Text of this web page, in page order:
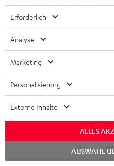
„…
Erforderlich
Analyse
Marketing
Personalisierung
Externe Inhalte
ALLES
AUSWAHL